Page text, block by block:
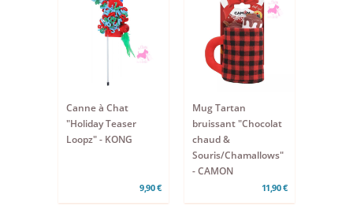
Canne à Chat
"Holiday Teaser
Loopz" - KONG
9,90 €
Mug Tartan
bruissant "Chocolat
chaud &
Souris/Chamallows"
- CAMON
11,90 €